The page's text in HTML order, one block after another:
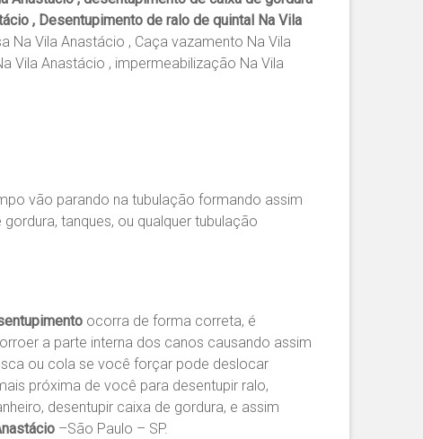
, Desentupimento de ralo de quintal Na Vila
Na Vila Anastácio , Caça vazamento Na Vila
Vila Anastácio , impermeabilização Na Vila
vão parando na tubulação formando assim
tanques, ou qualquer tubulação
ocorra de forma correta, é
a parte interna dos canos causando assim
ou cola se você forçar pode deslocar
próxima de você para desentupir ralo,
desentupir caixa de gordura, e assim
–São Paulo – SP.